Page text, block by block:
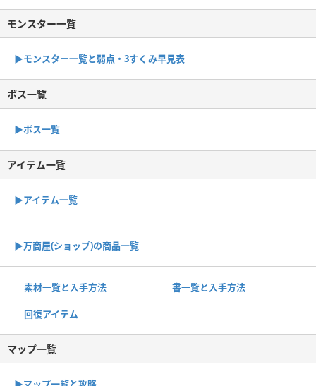
モンスター一覧
▶︎モンスター一覧と弱点・3すくみ早見表
ボス一覧
▶︎ボス一覧
アイテム一覧
▶アイテム一覧
▶︎万商屋(ショップ)の商品一覧
素材一覧と入手方法 書一覧と入手方法
回復アイテム
マップ一覧